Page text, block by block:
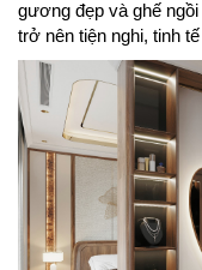
gương đẹp và ghế
trở nên tiện nghi, tinh